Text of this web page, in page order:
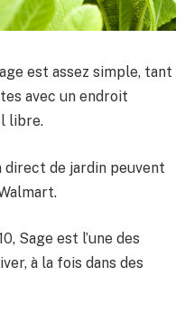
est assez simple, tant
avec un endroit
libre.
direct de jardin peuvent
Sage est l’une des
à la fois dans des